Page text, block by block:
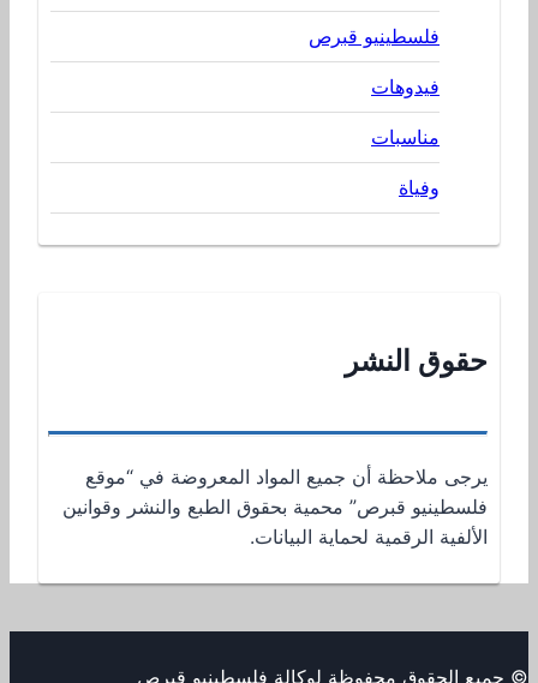
فلسطينيو قبرص
فيدوهات
مناسبات
وفياة
حقوق النشر
يرجى ملاحظة أن جميع المواد المعروضة في “موقع
فلسطينيو قبرص” محمية بحقوق الطبع والنشر وقوانين
الألفية الرقمية لحماية البيانات.
© جميع الحقوق محفوظة لوكالة فلسطينيو قبرص